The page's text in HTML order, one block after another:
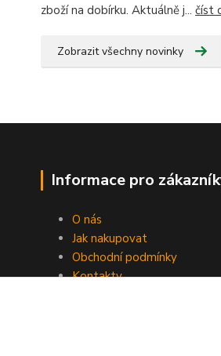
zboží na dobírku. Aktuálně j... číst
Zobrazit všechny novinky
Informace pro
O nás
Jak nakupovat
Obchodní podmínky
Kontakty